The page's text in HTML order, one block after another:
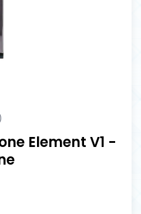
Element V1 -